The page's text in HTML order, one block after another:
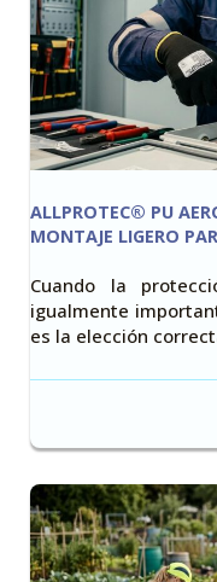
ALLPROTEC® PU
MONTAJE LIGERO
Cuando la
igualmente
es la elección